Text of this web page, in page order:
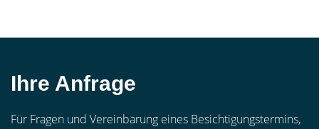
Ihre Anfrage
Für Fragen und Vereinbarung eines Besichtigungstermins,